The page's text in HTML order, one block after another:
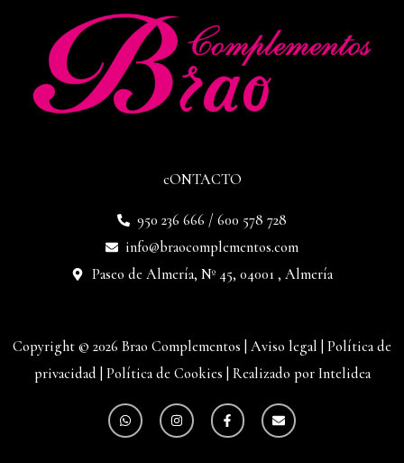
cONTACTO
950 236 666 / 600 578 728
info@braocomplementos.com
Paseo de Almería, Nº 45, 04001 , Almería
Copyright © 2026 Brao Complementos | Aviso legal Política de
privacidad Política de Cookies Realizado por Intelidea
W
h
a
I
n
s
F
a
c
E
n
v